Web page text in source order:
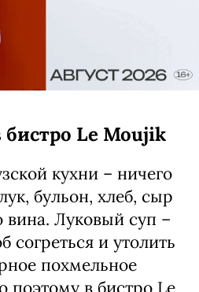
Le Moujik
кухни – ничего
бульон, хлеб, сыр
вина. Луковый суп –
согреться и утолить
похмельное